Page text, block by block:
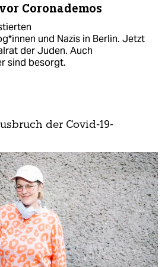
Coronademos
und Nazis in Berlin. Jetzt
der Juden. Auch
sind besorgt.
der Covid-19-